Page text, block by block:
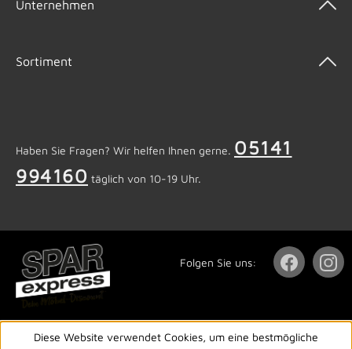
Unternehmen
Sortiment
Haben Sie Fragen? Wir helfen Ihnen gerne. 05141
994160 täglich von 10-19 Uhr.
Folgen Sie uns:
Diese Website verwendet Cookies, um eine bestmögliche